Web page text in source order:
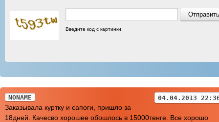
Введите код с картинки
NONAME 04.04.2013
Заказывала куртку и сапоги, пришло за
18дней. Качесво хорошее обошлось в 15000тенге. Все хорошо